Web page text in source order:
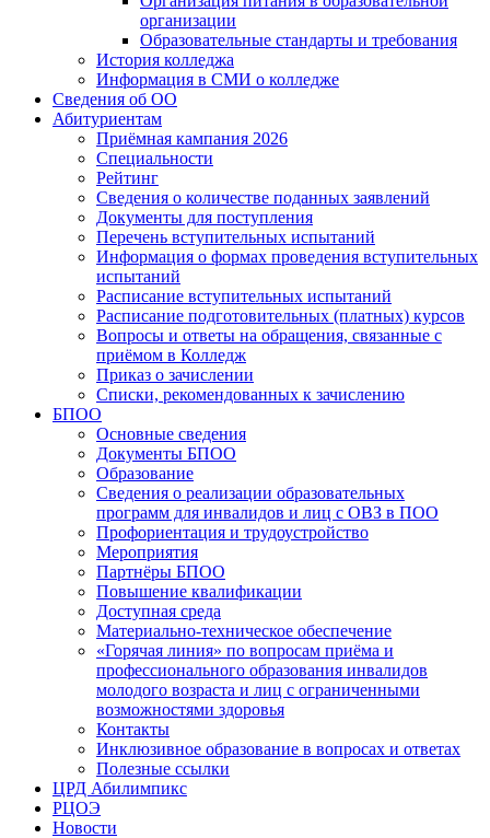
организации
Образовательные стандарты и требования
История колледжа
Информация в СМИ о колледже
Сведения об ОО
Абитуриентам
Приёмная кампания 2026
Специальности
Рейтинг
Сведения о количестве поданных заявлений
Документы для поступления
Перечень вступительных испытаний
Информация о формах проведения вступительных
испытаний
Расписание вступительных испытаний
Расписание подготовительных (платных) курсов
Вопросы и ответы на обращения, связанные с
приёмом в Колледж
Приказ о зачислении
Списки, рекомендованных к зачислению
БПОО
Основные сведения
Документы БПОО
Образование
Сведения о реализации образовательных
программ для инвалидов и лиц с ОВЗ в ПОО
Профориентация и трудоустройство
Мероприятия
Партнёры БПОО
Повышение квалификации
Доступная среда
Материально-техническое обеспечение
«Горячая линия» по вопросам приёма и
профессионального образования инвалидов
молодого возраста и лиц с ограниченными
возможностями здоровья
Контакты
Инклюзивное образование в вопросах и ответах
Полезные ссылки
ЦРД Абилимпикс
РЦОЭ
Новости